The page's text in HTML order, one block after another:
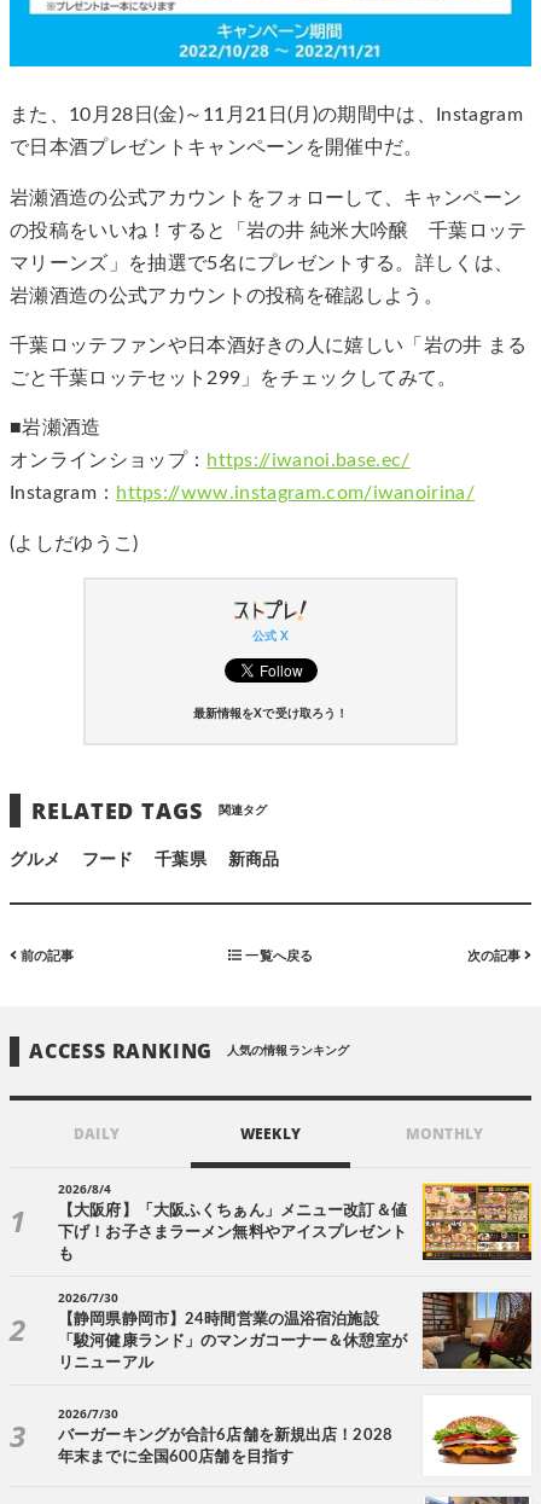
また、10月28日(金)～11月21日(月)の期間中は、Instagram
で日本酒プレゼントキャンペーンを開催中だ。
岩瀬酒造の公式アカウントをフォローして、キャンペーン
の投稿をいいね！すると「岩の井 純米大吟醸 千葉ロッテ
マリーンズ」を抽選で5名にプレゼントする。詳しくは、
岩瀬酒造の公式アカウントの投稿を確認しよう。
千葉ロッテファンや日本酒好きの人に嬉しい「岩の井 まる
ごと千葉ロッテセット299」をチェックしてみて。
■岩瀬酒造
オンラインショップ： https://iwanoi.base.ec/
Instagram： https://www.instagram.com/iwanoirina/
(よしだゆうこ)
公式 X
最新情報をXで受け取ろう！
RELATED TAGS 関連タグ
グルメ フード 千葉県 新商品
前の記事 一覧へ戻る 次の記事
ACCESS RANKING 人気の情報ランキング
DAILY WEEKLY MONTHLY
2026/8/4
【大阪府】「大阪ふくちぁん」メニュー改訂＆値
下げ！お子さまラーメン無料やアイスプレゼント
も
2026/7/30
【静岡県静岡市】24時間営業の温浴宿泊施設
「駿河健康ランド」のマンガコーナー＆休憩室が
リニューアル
2026/7/30
バーガーキングが合計6店舗を新規出店！2028
年末までに全国600店舗を目指す